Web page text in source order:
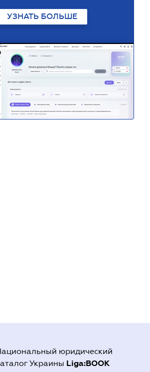
УЗНАТЬ БОЛЬШЕ
юридический
Украины Liga:BOOK